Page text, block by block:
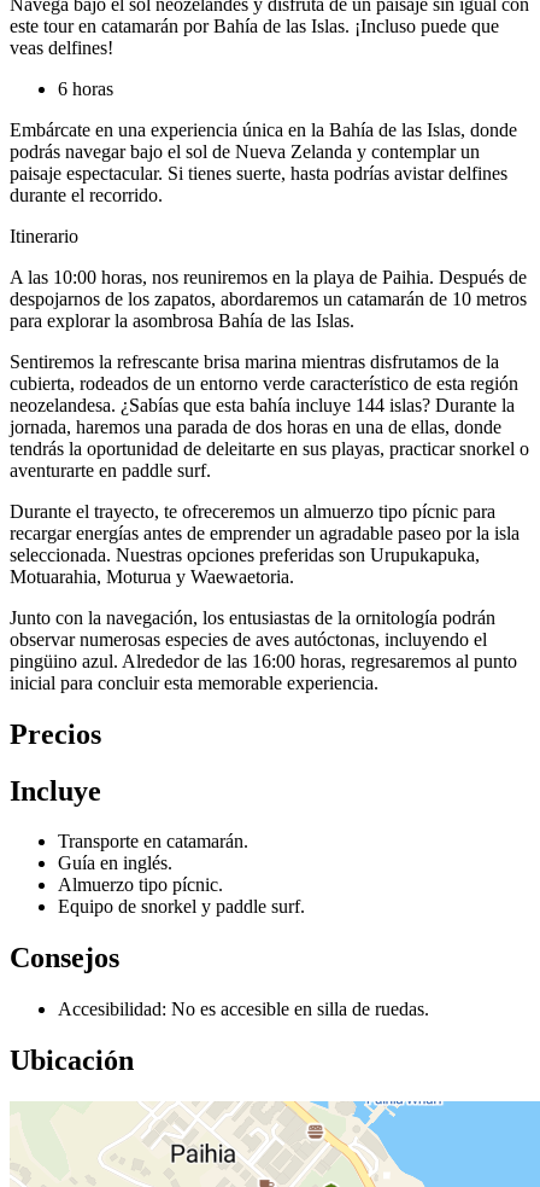
este tour en catamarán por Bahía de las Islas. ¡Incluso puede que
veas delfines!
6 horas
Embárcate en una experiencia única en la Bahía de las Islas, donde
podrás navegar bajo el sol de Nueva Zelanda y contemplar un
paisaje espectacular. Si tienes suerte, hasta podrías avistar delfines
durante el recorrido.
Itinerario
A las 10:00 horas, nos reuniremos en la playa de Paihia. Después de
despojarnos de los zapatos, abordaremos un catamarán de 10 metros
para explorar la asombrosa Bahía de las Islas.
Sentiremos la refrescante brisa marina mientras disfrutamos de la
cubierta, rodeados de un entorno verde característico de esta región
neozelandesa. ¿Sabías que esta bahía incluye 144 islas? Durante la
jornada, haremos una parada de dos horas en una de ellas, donde
tendrás la oportunidad de deleitarte en sus playas, practicar snorkel o
aventurarte en paddle surf.
Durante el trayecto, te ofreceremos un almuerzo tipo pícnic para
recargar energías antes de emprender un agradable paseo por la isla
seleccionada. Nuestras opciones preferidas son Urupukapuka,
Motuarahia, Moturua y Waewaetoria.
Junto con la navegación, los entusiastas de la ornitología podrán
observar numerosas especies de aves autóctonas, incluyendo el
pingüino azul. Alrededor de las 16:00 horas, regresaremos al punto
inicial para concluir esta memorable experiencia.
Precios
Incluye
Transporte en catamarán.
Guía en inglés.
Almuerzo tipo pícnic.
Equipo de snorkel y paddle surf.
Consejos
Accesibilidad: No es accesible en silla de ruedas.
Ubicación